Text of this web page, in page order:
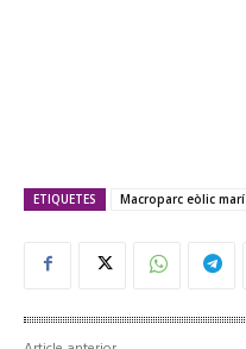
ETIQUETES Macroparc eòlic marí